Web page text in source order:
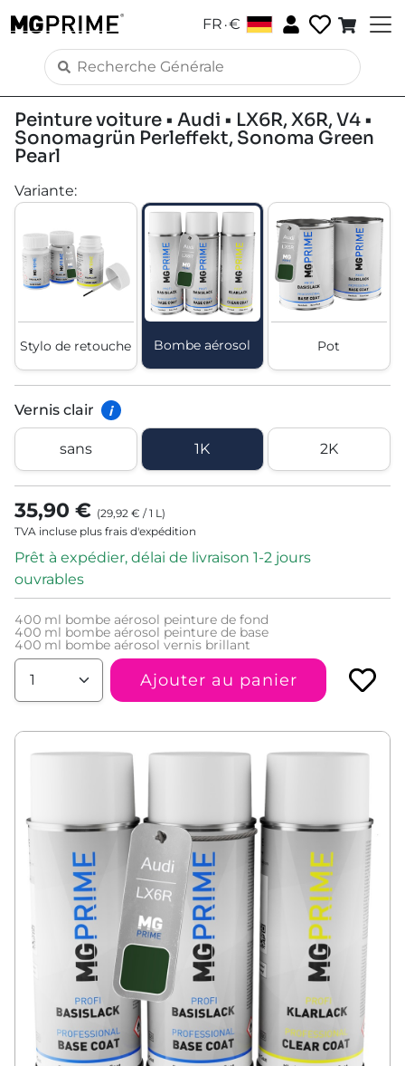
FR .€
Peinture voiture • Audi • LX6R, X6R, V4 •
Sonomagrün Perleffekt, Sonoma Green
Pearl
Variante:
Stylo de retouche Bombe aérosol Pot
Vernis clair i
sans 1K 2K
35,90 € (29,92 € /1 L )
TVA incluse plus frais d'expédition
Prêt à expédier, délai de livraison 1-2 jours
ouvrables
400 ml bombe aérosol peinture de fond
400 ml bombe aérosol peinture de base
400 ml bombe aérosol vernis brillant
Ajouter au panier